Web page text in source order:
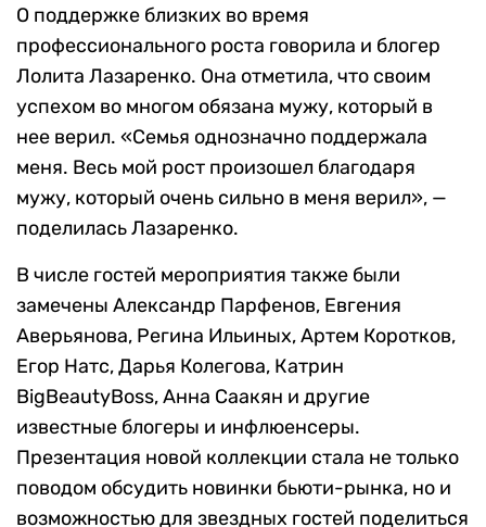
О поддержке близких во время
профессионального роста говорила и блогер
Лолита Лазаренко. Она отметила, что своим
успехом во многом обязана мужу, который в
нее верил. «Семья однозначно поддержала
меня. Весь мой рост произошел благодаря
мужу, который очень сильно в меня верил», —
поделилась Лазаренко.
В числе гостей мероприятия также были
замечены Александр Парфенов, Евгения
Аверьянова, Регина Ильиных, Артем Коротков,
Егор Натс, Дарья Колегова, Катрин
BigBeautyBoss, Анна Саакян и другие
известные блогеры и инфлюенсеры.
Презентация новой коллекции стала не только
поводом обсудить новинки бьюти-рынка, но и
возможностью для звездных гостей поделиться